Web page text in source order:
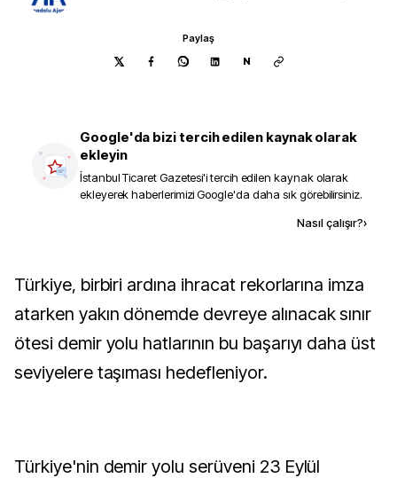
Paylaş
N
Google'da bizi tercih edilen kaynak olarak
ekleyin
İstanbul Ticaret Gazetesi'i tercih edilen kaynak olarak
ekleyerek haberlerimizi Google'da daha sık görebilirsiniz.
Nasıl çalışır?›
Türkiye, birbiri ardına ihracat rekorlarına imza
atarken yakın dönemde devreye alınacak sınır
ötesi demir yolu hatlarının bu başarıyı daha üst
seviyelere taşıması hedefleniyor.
Türkiye'nin demir yolu serüveni 23 Eylül